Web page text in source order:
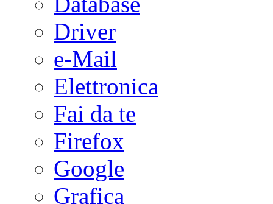
Driver
e-Mail
Elettronica
Fai da te
Firefox
Google
Grafica